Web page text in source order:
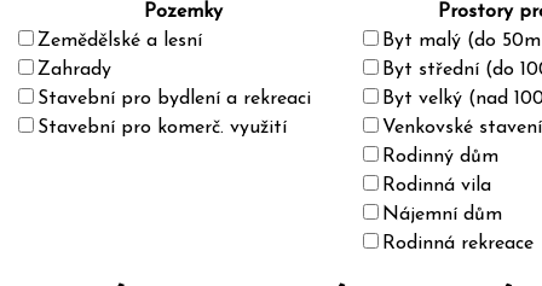
Pozemky
Prostory
Zemědělské a lesní
Byt malý (do
Zahrady
Byt střední (do
Stavební pro bydlení a rekreaci
Byt velký (nad
Stavební pro komerč. využití
Venkovské stavení
Rodinný dům
Rodinná vila
Nájemní dům
Rodinná rekreace